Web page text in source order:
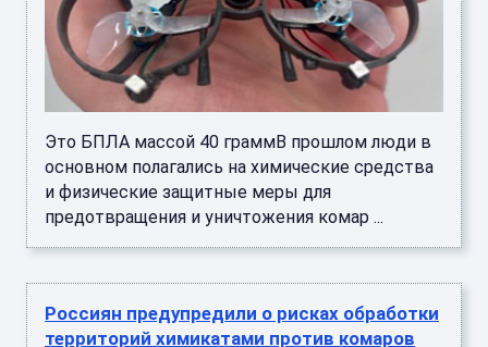
Это БПЛА массой 40 граммВ прошлом люди в
основном полагались на химические средства
и физические защитные меры для
предотвращения и уничтожения комар ...
Россиян предупредили о рисках обработки
территорий химикатами против комаров